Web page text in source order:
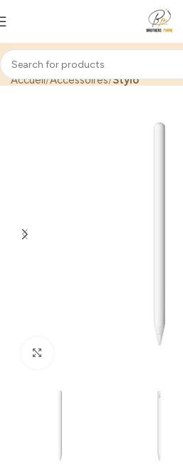
Accueil Accessoires Stylo